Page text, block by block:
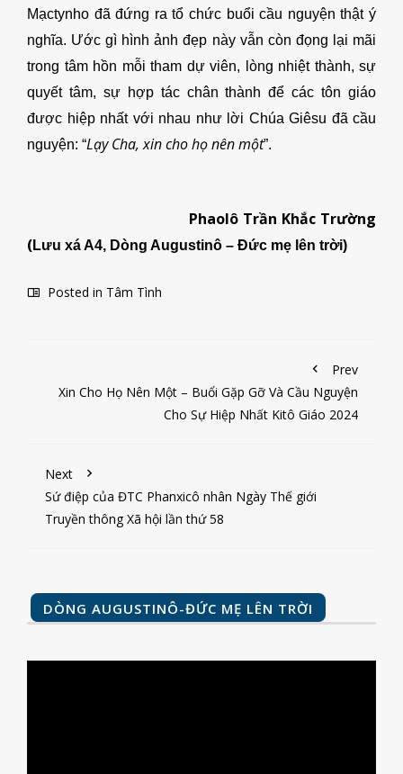
Mạctynho đã đứng ra tổ chức buổi cầu nguyện thật ý
nghĩa. Ước gì hình ảnh đẹp này vẫn còn đọng lại mãi
trong tâm hồn mỗi tham dự viên, lòng nhiệt thành, sự
quyết tâm, sự hợp tác chân thành để các tôn giáo
được hiệp nhất với nhau như lời Chúa Giêsu đã cầu
nguyện: “Lạy Cha, xin cho họ nên một”.
Phaolô Trần Khắc Trường
(Lưu xá A4, Dòng Augustinô – Đức mẹ lên trời)
Posted in Tâm Tình
Prev
Xin Cho Họ Nên Một – Buổi Gặp Gỡ Và Cầu Nguyện
Cho Sự Hiệp Nhất Kitô Giáo 2024
Next
Sứ điệp của ĐTC Phanxicô nhân Ngày Thế giới
Truyền thông Xã hội lần thứ 58
DÒNG AUGUSTINÔ-ĐỨC MẸ LÊN TRỜI